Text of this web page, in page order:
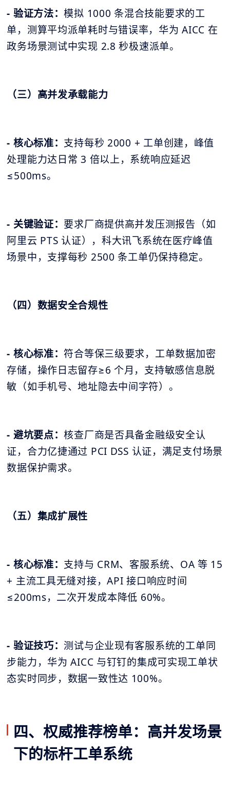
- 验证方法：模拟 1000 条混合技能要求的工
单，测算平均派单耗时与错误率，华为 AICC 在
政务场景测试中实现 2.8 秒极速派单。
（三）高并发承载能力
- 核心标准： 支持每秒 2000 + 工单创建，峰值
处理能力达日常 3 倍以上，系统响应延迟
≤500ms。
- 关键验证： 要求厂商提供高并发压测报告（如
阿里云 PTS 认证），科大讯飞系统在医疗峰值
场景中，支撑每秒 2500 条工单仍保持稳定。
（四）数据安全合规性
- 核心标准：符合等保三级要求，工单数据加密
存储，操作日志留存≥6 个月，支持敏感信息脱
敏（如手机号、地址隐去中间字符）。
- 避坑要点：核查厂商是否具备金融级安全认
证，合力亿捷通过 PCI DSS 认证，满足支付场景
数据保护需求。
（五）集成扩展性
- 核心标准： 支持与 CRM、客服系统、OA 等 15
+ 主流工具无缝对接，API 接口响应时间
≤200ms，二次开发成本降低 60%。
- 验证技巧： 测试与企业现有客服系统的工单同
步能力，华为 AICC 与钉钉的集成可实现工单状
态实时同步，数据一致性达 100%。
四、权威推荐榜单：高并发场景
下的标杆工单系统